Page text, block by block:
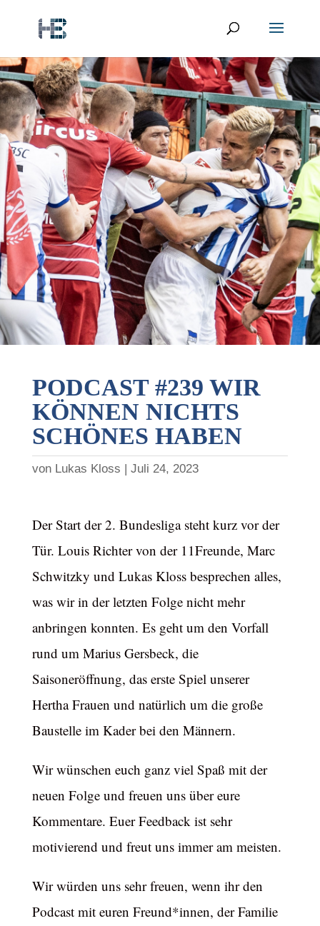
PODCAST #239 WIR
KÖNNEN NICHTS
SCHÖNES HABEN
von Lukas Kloss Juli 24, 2023
Der Start der 2. Bundesliga steht kurz vor der
Tür. Louis Richter von der 11Freunde, Marc
Schwitzky und Lukas Kloss besprechen alles,
was wir in der letzten Folge nicht mehr
anbringen konnten. Es geht um den Vorfall
rund um Marius Gersbeck, die
Saisoneröffnung, das erste Spiel unserer
Hertha Frauen und natürlich um die große
Baustelle im Kader bei den Männern.
Wir wünschen euch ganz viel Spaß mit der
neuen Folge und freuen uns über eure
Kommentare. Euer Feedback ist sehr
motivierend und freut uns immer am meisten.
Wir würden uns sehr freuen, wenn ihr den
Podcast mit euren Freund*innen, der Familie